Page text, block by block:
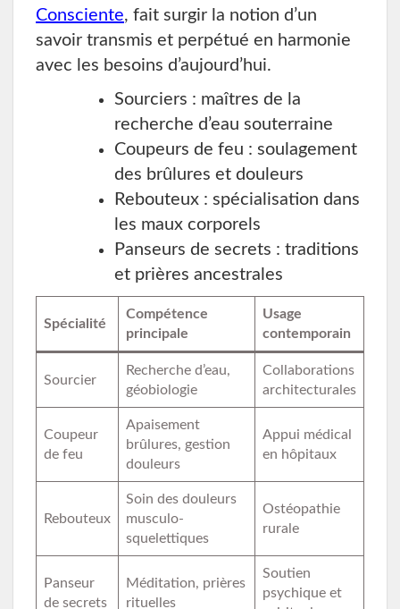
Consciente, fait surgir la notion d’un
savoir transmis et perpétué en harmonie
avec les besoins d’aujourd’hui.
Sourciers : maîtres de la
recherche d’eau souterraine
Coupeurs de feu : soulagement
des brûlures et douleurs
Rebouteux : spécialisation dans
les maux corporels
Panseurs de secrets : traditions
et prières ancestrales
Spécialité
Compétence
principale
Usage
contemporain
Sourcier
Recherche d’eau,
géobiologie
Collaborations
architecturales
Coupeur
de feu
Apaisement
brûlures, gestion
douleurs
Appui médical
en hôpitaux
Rebouteux
Soin des douleurs
musculo-
squelettiques
Ostéopathie
rurale
Panseur
de secrets
Méditation, prières
rituelles
Soutien
psychique et